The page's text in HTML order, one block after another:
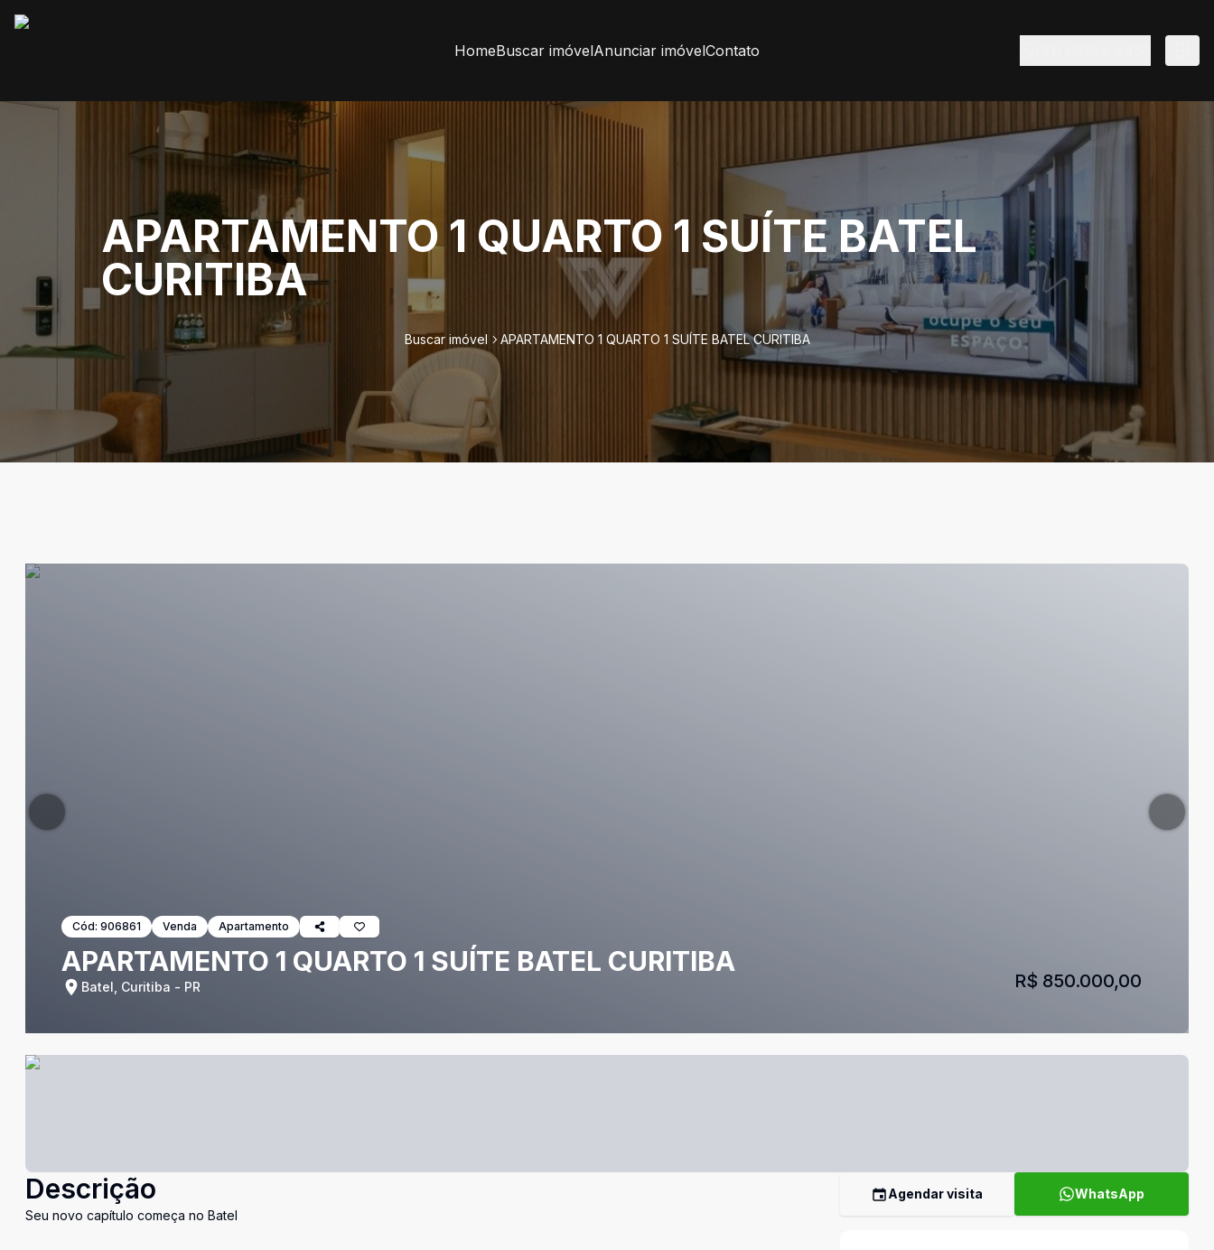
HomeBuscar imóvelAnunciar imóvelContato
APARTAMENTO 1 QUARTO 1 SUÍTE BATEL
CURITIBA
Buscar imóvel APARTAMENTO 1 QUARTO 1 SUÍTE BATEL CURITIBA
Cód: 906861 Venda Apartamento
APARTAMENTO 1 QUARTO 1 SUÍTE BATEL CURITIBA
Batel, Curitiba - PR R$ 850.000,00
Descrição
Seu novo capítulo começa no Batel
Agendar visita WhatsApp